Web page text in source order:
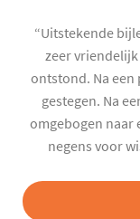
“Uitstekende
zeer
ontstond. Na een
gestegen. Na
omgebogen naar
negens voor